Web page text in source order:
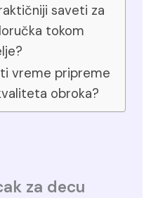
saveti za
tokom
vreme pripreme
obroka?
za decu